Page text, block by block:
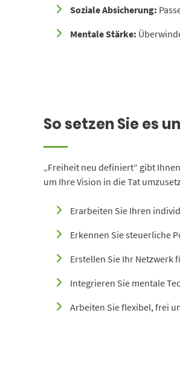
Soziale Absicherung:
Mentale Stärke:
So setzen Sie es
„Freiheit neu definiert“ gibt
um Ihre Vision in die Tat
Erarbeiten Sie Ihren
Erkennen Sie steuerliche
Erstellen Sie Ihr
Integrieren Sie mentale
Arbeiten Sie flexibel, frei